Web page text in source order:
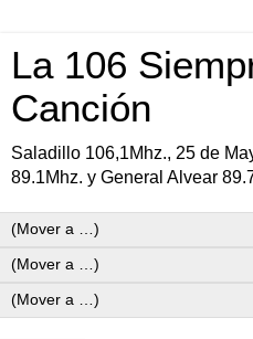
La 106
Canción
Saladillo 106,1Mhz., 25 de
89.1Mhz. y General Alvear